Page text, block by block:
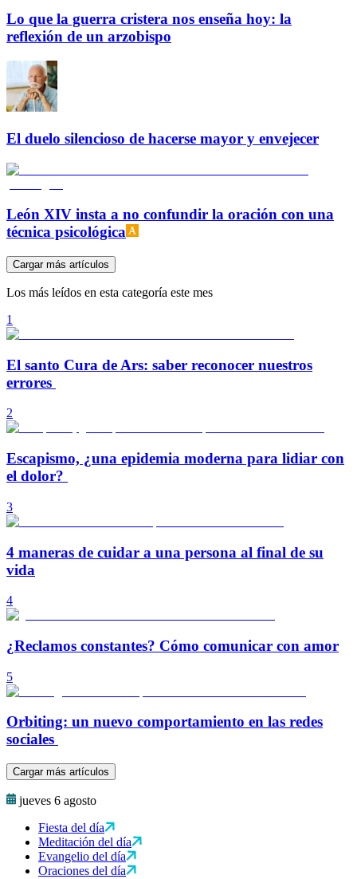
Lo que la guerra cristera nos enseña hoy: la
reflexión de un arzobispo
El duelo silencioso de hacerse mayor y envejecer
León XIV insta a no confundir la oración con una
técnica psicológica
Cargar más artículos
Los más leídos en esta categoría este mes
1
El santo Cura de Ars: saber reconocer nuestros
errores
2
Escapismo, ¿una epidemia moderna para lidiar con
el dolor?
3
4 maneras de cuidar a una persona al final de su
vida
4
¿Reclamos constantes? Cómo comunicar con amor
5
Orbiting: un nuevo comportamiento en las redes
sociales
Cargar más artículos
jueves 6 agosto
Fiesta del día
Meditación del día
Evangelio del día
Oraciones del día